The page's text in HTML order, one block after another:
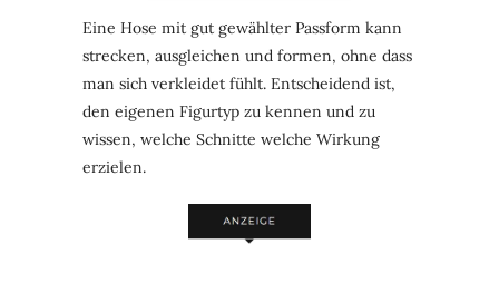
Eine Hose mit gut gewählter Passform kann
strecken, ausgleichen und formen, ohne dass
man sich verkleidet fühlt. Entscheidend ist,
den eigenen Figurtyp zu kennen und zu
wissen, welche Schnitte welche Wirkung
erzielen.